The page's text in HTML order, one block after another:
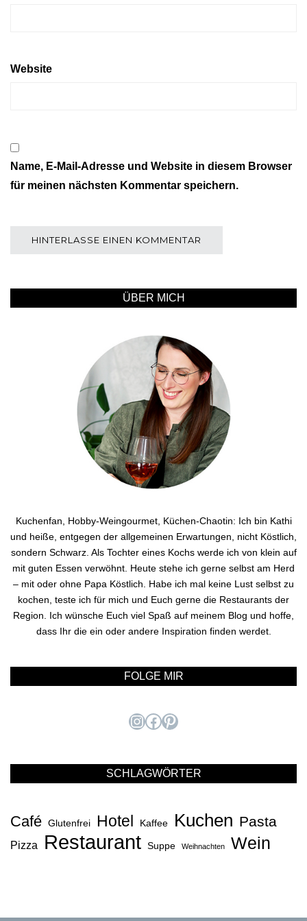
Website
Name, E-Mail-Adresse und Website in diesem Browser
für meinen nächsten Kommentar speichern.
ÜBER MICH
Kuchenfan, Hobby-Weingourmet, Küchen-Chaotin: Ich bin Kathi
und heiße, entgegen der allgemeinen Erwartungen, nicht Köstlich,
sondern Schwarz. Als Tochter eines Kochs werde ich von klein auf
mit guten Essen verwöhnt. Heute stehe ich gerne selbst am Herd
– mit oder ohne Papa Köstlich. Habe ich mal keine Lust selbst zu
kochen, teste ich für mich und Euch gerne die Restaurants der
Region. Ich wünsche Euch viel Spaß auf meinem Blog und hoffe,
dass Ihr die ein oder andere Inspiration finden werdet.
FOLGE MIR
Instagram
Facebook
Pinterest
SCHLAGWÖRTER
Café Glutenfrei Hotel Kaffee Kuchen Pasta
Pizza Restaurant Suppe Weihnachten Wein